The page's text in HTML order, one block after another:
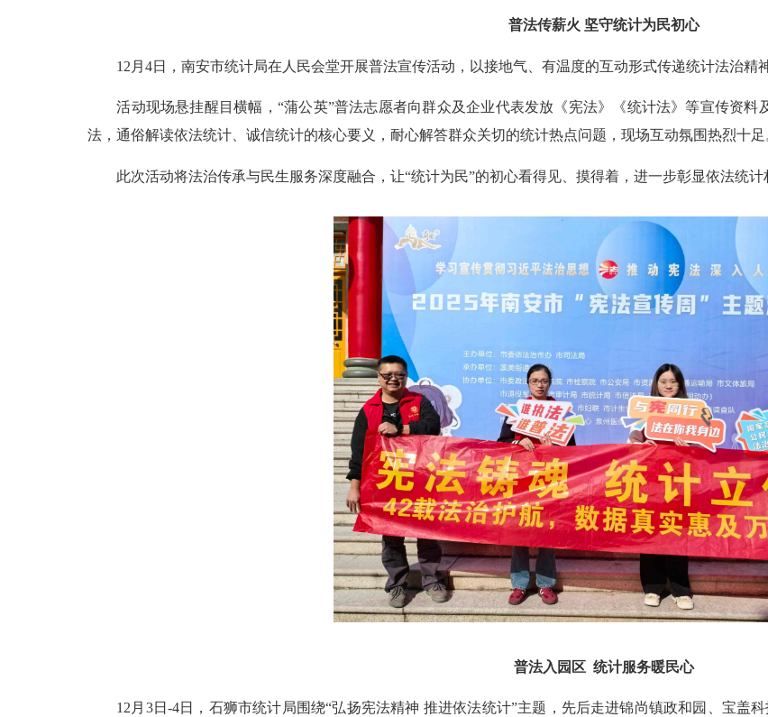
普法传薪火 坚守统计为民初心
12月4日，南安市统计局在人民会堂开展普法宣传活动，以接地气、有温度的互动形式传递统计法治精神
活动现场悬挂醒目横幅，“蒲公英”普法志愿者向群众及企业代表发放《宪法》《统计法》等宣传资
法，通俗解读依法统计、诚信统计的核心要义，耐心解答群众关切的统计热点问题，现场互动氛围热烈十足
此次活动将法治传承与民生服务深度融合，让“统计为民”的初心看得见、摸得着，进一步彰显依法统计
普法入园区 统计服务暖民心
12月3日-4日，石狮市统计局围绕“弘扬宪法精神 推进依法统计”主题，先后走进锦尚镇政和园、宝盖